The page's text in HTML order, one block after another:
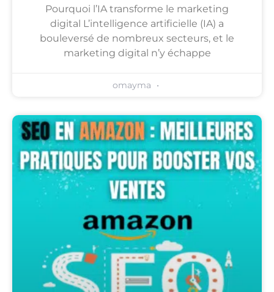
Pourquoi l’IA transforme le marketing
digital L’intelligence artificielle (IA) a
bouleversé de nombreux secteurs, et le
marketing digital n’y échappe
omayma